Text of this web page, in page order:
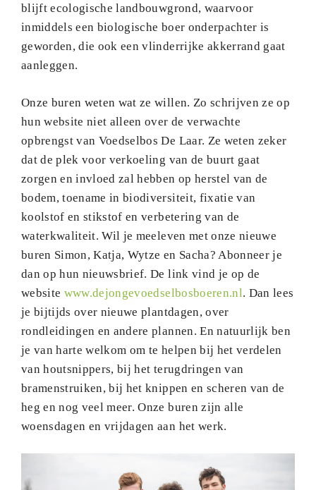
blijft ecologische landbouwgrond, waarvoor
inmiddels een biologische boer onderpachter is
geworden, die ook een vlinderrijke akkerrand gaat
aanleggen.
Onze buren weten wat ze willen. Zo schrijven ze op
hun website niet alleen over de verwachte
opbrengst van Voedselbos De Laar. Ze weten zeker
dat de plek voor verkoeling van de buurt gaat
zorgen en invloed zal hebben op herstel van de
bodem, toename in biodiversiteit, fixatie van
koolstof en stikstof en verbetering van de
waterkwaliteit. Wil je meeleven met onze nieuwe
buren Simon, Katja, Wytze en Sacha? Abonneer je
dan op hun nieuwsbrief. De link vind je op de
website www.dejongevoedselbosboeren.nl. Dan lees
je bijtijds over nieuwe plantdagen, over
rondleidingen en andere plannen. En natuurlijk ben
je van harte welkom om te helpen bij het verdelen
van houtsnippers, bij het terugdringen van
bramenstruiken, bij het knippen en scheren van de
heg en nog veel meer. Onze buren zijn alle
woensdagen en vrijdagen aan het werk.